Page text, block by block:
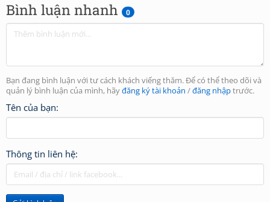
Bình luận nhanh 0
Bạn đang bình luận với tư cách khách viếng thăm. Để có thể theo dõi và
quản lý bình luận của mình, hãyđăng ký tài khoản /đăng nhậptrước.
Tên của bạn:
Thông tin liên hệ: